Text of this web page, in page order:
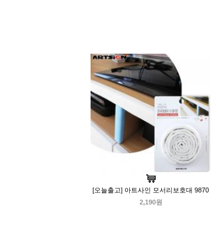
[오늘출고] 아트사인 모서리보호대 9870
2,190원